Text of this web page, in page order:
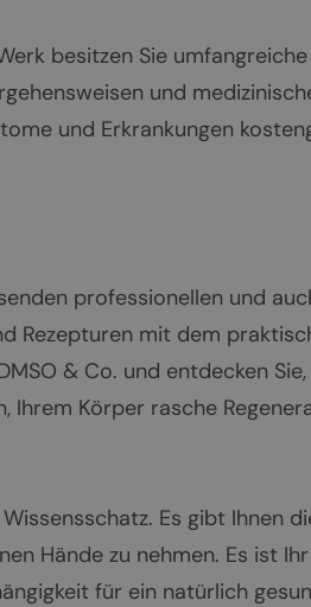
besitzen Sie
und
und Erkrankungen
professionellen und
Rezepturen mit dem
& Co. und entdecken
Ihrem Körper rasche
Es gibt Ihnen
Hände zu nehmen. Es ist
für ein natürlich